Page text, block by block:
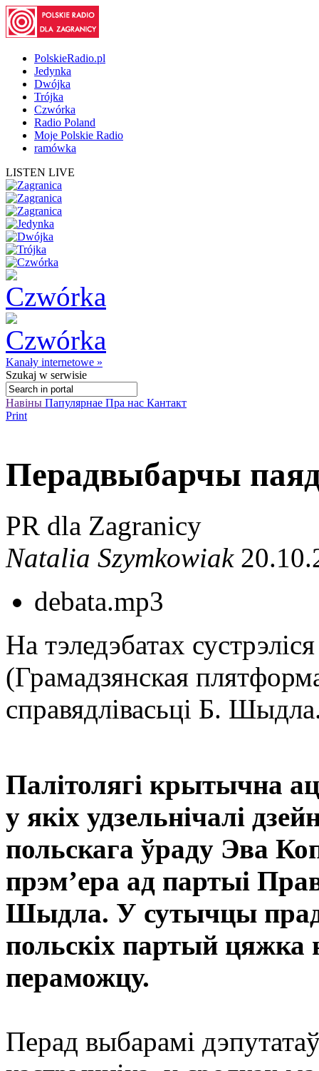
PolskieRadio.pl
Jedynka
Dwójka
Trójka
Czwórka
Radio Poland
Moje Polskie Radio
ramówka
LISTEN LIVE
Kanały internetowe »
Szukaj w serwisie
Навіны Папулярнае Пра нас Кантакт
Print
Перадвыбарчы
PR dla Zagranicy
Natalia Szymkowiak
debata.mp3
На тэледэбатах
(Грамадзянская
справядлівасьці Б.
Палітолягі крытычна
у якіх удзельнічалі
польскага ўраду Эва
прэм’ера ад партыі
Шыдла. У сутычцы
польскіх партый цяжка
пераможцу.
Перад выбарамі